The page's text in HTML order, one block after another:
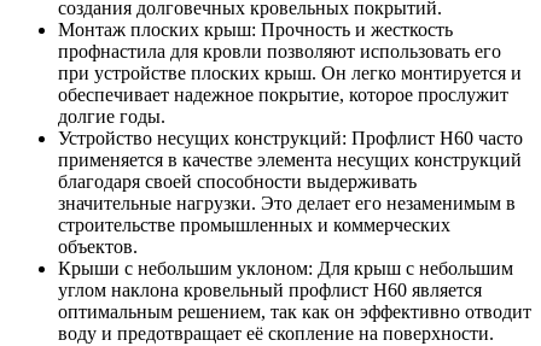
создания долговечных кровельных покрытий.
Монтаж плоских крыш: Прочность и жесткость
профнастила для кровли позволяют использовать его
при устройстве плоских крыш. Он легко монтируется и
обеспечивает надежное покрытие, которое прослужит
долгие годы.
Устройство несущих конструкций: Профлист Н60 часто
применяется в качестве элемента несущих конструкций
благодаря своей способности выдерживать
значительные нагрузки. Это делает его незаменимым в
строительстве промышленных и коммерческих
объектов.
Крыши с небольшим уклоном: Для крыш с небольшим
углом наклона кровельный профлист Н60 является
оптимальным решением, так как он эффективно отводит
воду и предотвращает её скопление на поверхности.